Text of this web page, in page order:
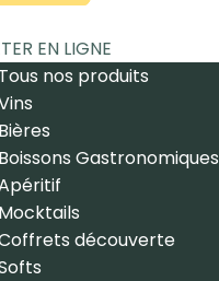
EN LIGNE
Tous nos produits
Bières
Boissons Gastronomiques
Mocktails
découverte